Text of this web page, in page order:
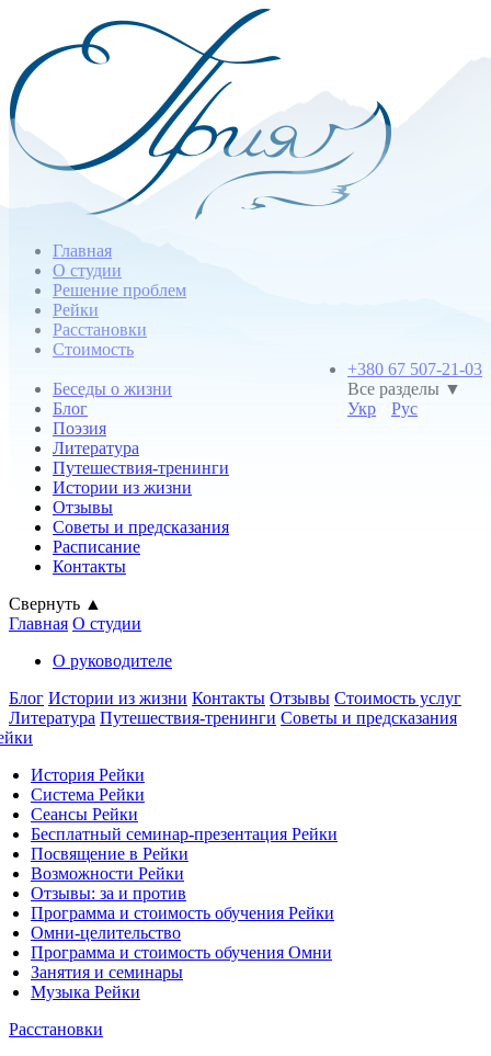
Главная
О студии
Решение проблем
Рейки
Расстановки
Стоимость
+380 67 507-21-03
Все разделы ▼
Укр
Рус
Беседы о жизни
Блог
Поэзия
Литература
Путешествия-тренинги
Истории из жизни
Отзывы
Советы и предсказания
Расписание
Контакты
Свернуть ▲
Главная О студии
О руководителе
Блог Истории из жизни Контакты Отзывы Стоимость услуг
Литература Путешествия-тренинги Советы и предсказания
История Рейки
Система Рейки
Сеансы Рейки
Бесплатный семинар-презентация Рейки
Посвящение в Рейки
Возможности Рейки
Отзывы: за и против
Программа и стоимость обучения Рейки
Омни-целительство
Программа и стоимость обучения Омни
Занятия и семинары
Музыка Рейки
Расстановки